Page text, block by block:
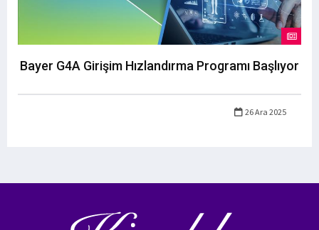
Bayer G4A Girişim Hızlandırma Programı Başlıyor
26 Ara 2025